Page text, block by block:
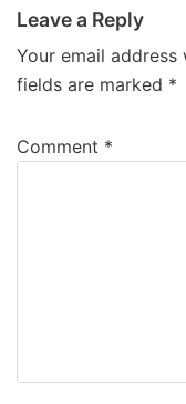
Leave a Reply
Your email
fields are marked *
Comment *